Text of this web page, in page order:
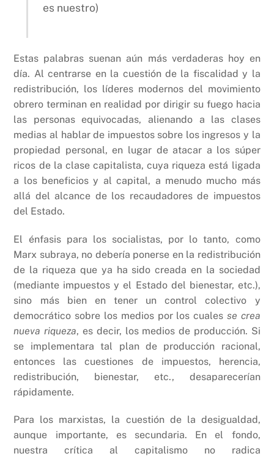
es nuestro)
Estas palabras suenan aún más verdaderas hoy en
día. Al centrarse en la cuestión de la fiscalidad y la
redistribución, los líderes modernos del movimiento
obrero terminan en realidad por dirigir su fuego hacia
las personas equivocadas, alienando a las clases
medias al hablar de impuestos sobre los ingresos y la
propiedad personal, en lugar de atacar a los súper
ricos de la clase capitalista, cuya riqueza está ligada
a los beneficios y al capital, a menudo mucho más
allá del alcance de los recaudadores de impuestos
del Estado.
El énfasis para los socialistas, por lo tanto, como
Marx subraya, no debería ponerse en la redistribución
de la riqueza que ya ha sido creada en la sociedad
(mediante impuestos y el Estado del bienestar, etc.),
sino más bien en tener un control colectivo y
democrático sobre los medios por los cuales se crea
nueva riqueza, es decir, los medios de producción. Si
se implementara tal plan de producción racional,
entonces las cuestiones de impuestos, herencia,
redistribución, bienestar, etc., desaparecerían
rápidamente.
Para los marxistas, la cuestión de la desigualdad,
aunque importante, es secundaria. En el fondo,
nuestra crítica al capitalismo no radica